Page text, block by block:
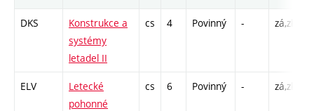
DKS
Konstrukce a
systémy
letadel II
cs 4 Povinný - zá,zk
ELV
Letecké
pohonné
cs 6 Povinný - zá,zk